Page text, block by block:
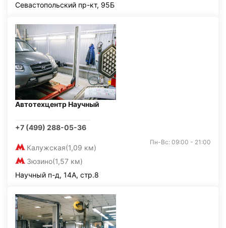
Севастопольский пр-кт, 95Б
Автотехцентр Научный
+7 (499) 288-05-36
Калужская(1,09 км)
Зюзино(1,57 км)
Пн-Вс: 09:00 - 21:00
Научный п-д, 14А, стр.8